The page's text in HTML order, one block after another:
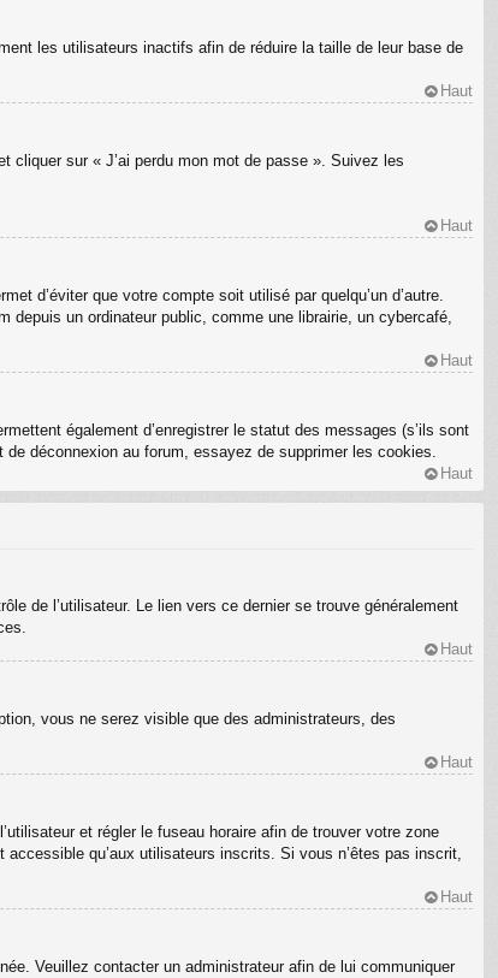
les utilisateurs inactifs afin de réduire la taille de leur base de
Haut
cliquer sur « J’ai perdu mon mot de passe ». Suivez les
Haut
d’éviter que votre compte soit utilisé par quelqu’un d’autre.
depuis un ordinateur public, comme une librairie, un cybercafé,
Haut
également d’enregistrer le statut des messages (s’ils sont
déconnexion au forum, essayez de supprimer les cookies.
Haut
de l’utilisateur. Le lien vers ce dernier se trouve généralement
Haut
vous ne serez visible que des administrateurs, des
Haut
et régler le fuseau horaire afin de trouver votre zone
qu’aux utilisateurs inscrits. Si vous n’êtes pas inscrit,
Haut
Veuillez contacter un administrateur afin de lui communiquer